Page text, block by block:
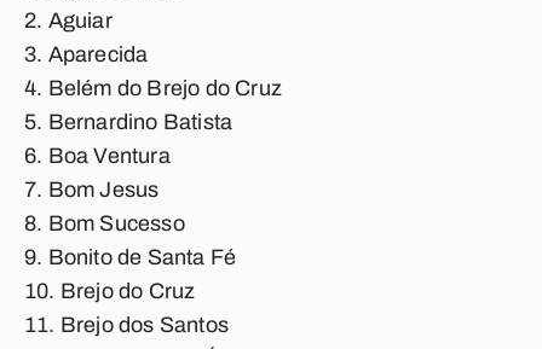
Aguiar
Aparecida
Belém do Brejo do Cruz
Bernardino Batista
Boa Ventura
Bom Jesus
Bom Sucesso
Bonito de Santa Fé
Brejo do Cruz
Brejo dos Santos